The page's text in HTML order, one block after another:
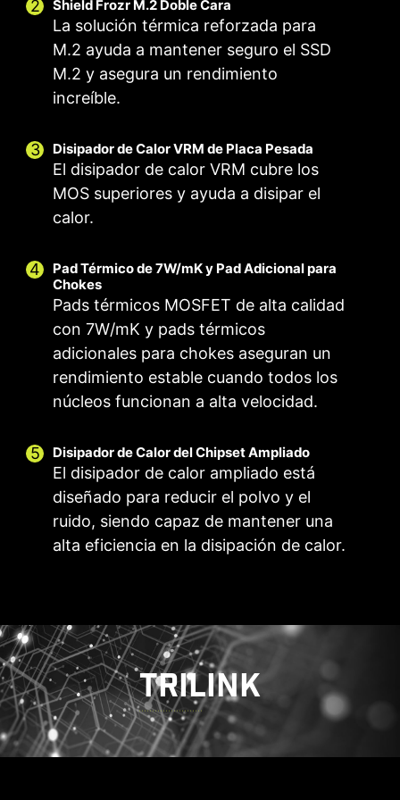
Shield Frozr M.2 Doble Cara
La solución térmica reforzada para
M.2 ayuda a mantener seguro el SSD
M.2 y asegura un rendimiento
increíble.
Disipador de Calor VRM de Placa Pesada
El disipador de calor VRM cubre los
MOS superiores y ayuda a disipar el
calor.
Pad Térmico de 7W/mK y Pad Adicional para
Chokes
Pads térmicos MOSFET de alta calidad
con 7W/mK y pads térmicos
adicionales para chokes aseguran un
rendimiento estable cuando todos los
núcleos funcionan a alta velocidad.
Disipador de Calor del Chipset Ampliado
El disipador de calor ampliado está
diseñado para reducir el polvo y el
ruido, siendo capaz de mantener una
alta eficiencia en la disipación de calor.
PARA EL CPU
REFRIGERACIÓN
LÍQUIDA
potencia / Soporte
para auto-
detección
PARA VENTILADOR
DEL SISTEMA
CONEXIÓN
EXCLUSIVA EZ -
(ventilador) /
componentes MSI
dedicados.
Más información
Múltiples Perfiles
Ventilador Inteligente y Ventilador Manual
temperatura con los 4 puntos proporcionados
Ventilador Manual
Permite a los usuarios cambiar manualmente la
temperatura a un porcentaje establecido
Escenario de Usuario
acuerdo con el modo seleccionado en Escenario
de Usuario
Modo BIOS
Ajusta la configuración del ventilador en la BIOS
Personalizado por el Usuario
Personaliza la configuración del ventilador por
Frozr AI Cooling tiene como objetivo las
temperaturas de la CPU y la GPU. El sistema de
IA detecta las temperaturas de la CPU y la GPU
TRILINK